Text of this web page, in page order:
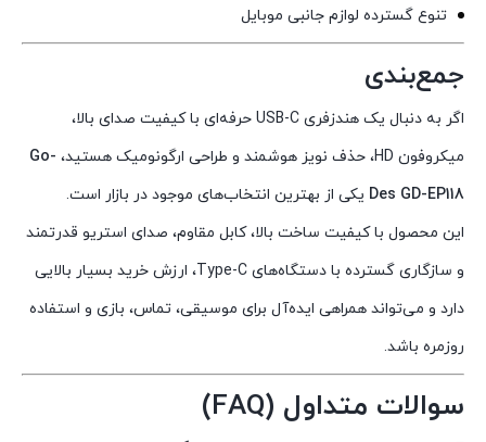
تنوع گسترده لوازم جانبی موبایل
جمع‌بندی
اگر به دنبال یک هندزفری USB-C حرفه‌ای با کیفیت صدای بالا،
میکروفون HD، حذف نویز هوشمند و طراحی ارگونومیک هستید،
Go-
Des GD-EP118 یکی از بهترین انتخاب‌های موجود در بازار است.
این محصول با کیفیت ساخت بالا، کابل مقاوم، صدای استریو قدرتمند
و سازگاری گسترده با دستگاه‌های Type-C، ارزش خرید بسیار بالایی
دارد و می‌تواند همراهی ایده‌آل برای موسیقی، تماس، بازی و استفاده
روزمره باشد.
سوالات متداول (FAQ)